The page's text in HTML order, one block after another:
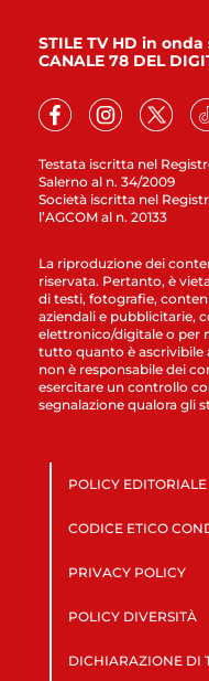
Testata iscritta nel
Salerno al n. 34/2009
Società iscritta nel
l’AGCOM al n. 20133
STILE TV HD in onda
CANALE 78 DEL
La riproduzione dei
riservata. Pertanto, è
di testi, fotografie,
aziendali e pubblicitarie,
elettronico/digitale o per
tutto quanto è ascrivibile
non è responsabile dei
esercitare un controllo
segnalazione qualora gli
POLICY EDITORIALE
CODICE ETICO
PRIVACY POLICY
POLICY DIVERSITÀ
DICHIARAZIONE DI